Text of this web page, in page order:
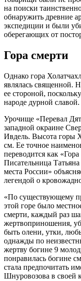
на поиски
обнаружить древние
экспедиции и были
оберегающих от
Гора смерти
Однако гора
являлась священной.
ее стороной,
народе дурной славой.
Урочище «Перевал
западной окраине
Ивдель. Высота горы
см. Ее точное
переводится как
Писательница
места России»
легендой о
«По существующему
этой горе было
смерти, каждый раз
жертвоприношения,
быть олени, утки,
однажды по
жертву богине 9
понравилась богине
стала предпочитать
Шнуровозова в своей